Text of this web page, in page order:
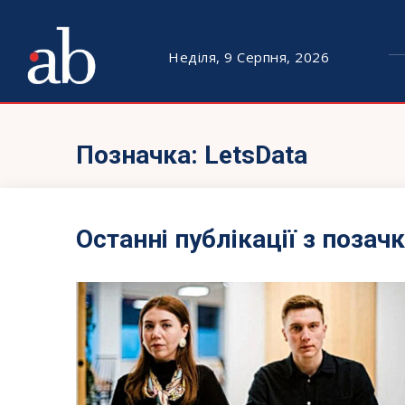
Неділя, 9 Серпня, 2026
Позначка: LetsData
Останні публікації з